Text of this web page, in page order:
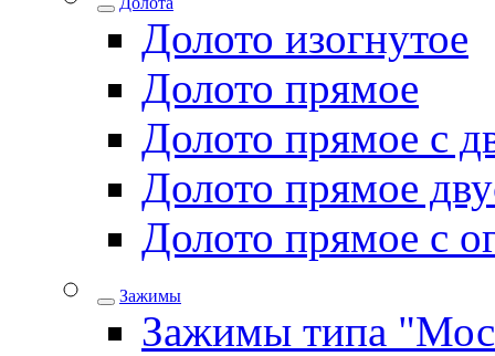
Долото изогнутое
Долото прямое
Долото прямое с
Долото прямое
Долото прямое с
Зажимы
Зажимы типа